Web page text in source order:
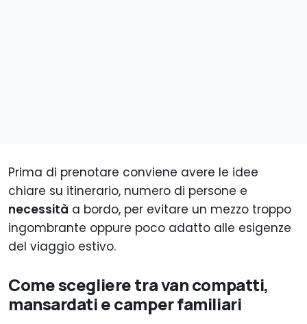
Prima di prenotare conviene avere le idee
chiare su itinerario, numero di persone e
necessità a bordo, per evitare un mezzo troppo
ingombrante oppure poco adatto alle esigenze
del viaggio estivo.
Come scegliere tra van compatti,
mansardati e camper familiari